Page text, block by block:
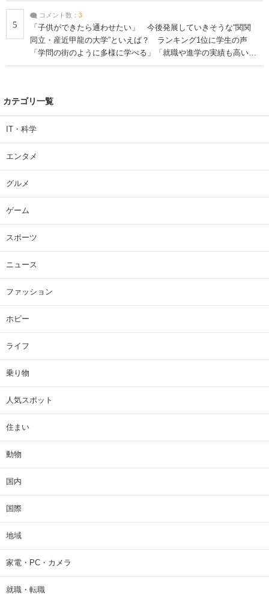
5
コメント数： 3
「子供ができたら通わせたい」 今後発展していきそうな“関関
同立・産近甲龍の大学”といえば？ ランキング1位に学生の声
「学問の街のように多様に学べる」「就職や進学の実績も高い」
| 大学 ねとらぼリサーチ
カテゴリ一覧
IT・科学
エンタメ
グルメ
ゲーム
スポーツ
ニュース
ファッション
ホビー
ライフ
乗り物
人気スポット
住まい
動物
国内
国際
地域
家電・PC・カメラ
就職・転職